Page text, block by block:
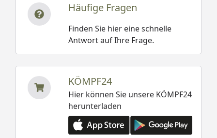
Häufige Fragen
Finden Sie hier eine schnelle
Antwort auf Ihre Frage.
KÖMPF24
Hier können Sie unsere KÖMPF24
herunterladen